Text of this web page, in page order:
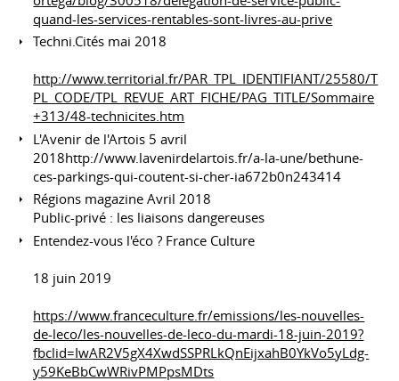
quand-les-services-rentables-sont-livres-au-prive
Techni.Cités mai 2018
http://www.territorial.fr/PAR_TPL_IDENTIFIANT/25580/T
PL_CODE/TPL_REVUE_ART_FICHE/PAG_TITLE/Sommaire
+313/48-technicites.htm
L'Avenir de l'Artois 5 avril
2018http://www.lavenirdelartois.fr/a-la-une/bethune-
ces-parkings-qui-coutent-si-cher-ia672b0n243414
Régions magazine Avril 2018
Public-privé : les liaisons dangereuses
Entendez-vous l'éco ? France Culture
18 juin 2019
https://www.franceculture.fr/emissions/les-nouvelles-
de-leco/les-nouvelles-de-leco-du-mardi-18-juin-2019?
fbclid=IwAR2V5gX4XwdSSPRLkQnEijxahB0YkVo5yLdg-
y59KeBbCwWRivPMPpsMDts